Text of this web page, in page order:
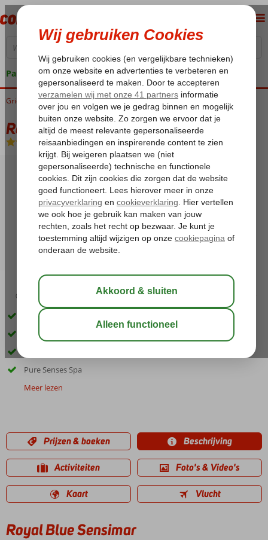
Pakketgarantie
Home
Griekenland Kreta Rethymnon Royal Blue Sensimar
Royal Blue Sensimar
Halfpension-Hotel
03:30
Only Adult: min. leeftijd 16 jaar
Nabij het dorpje Panormo
Pure Senses Spa
Meer lezen
Prijzen & boeken Beschrijving
Activiteiten Foto's & Video's
Kaart Vlucht
Royal Blue Sensimar